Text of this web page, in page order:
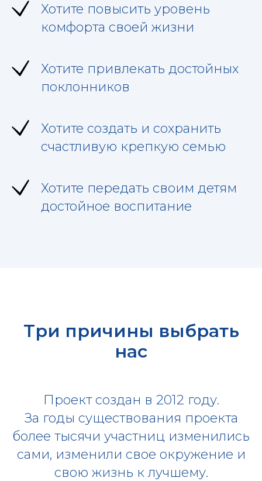
Хотите повысить уровень
комфорта своей жизни
Хотите привлекать достойных
поклонников
Хотите создать и сохранить
счастливую крепкую семью
Хотите передать своим детям
достойное воспитание
Три причины выбрать
нас
Проект создан в 2012 году.
За годы существования проекта
более тысячи участниц изменились
сами, изменили свое окружение и
свою жизнь к лучшему.